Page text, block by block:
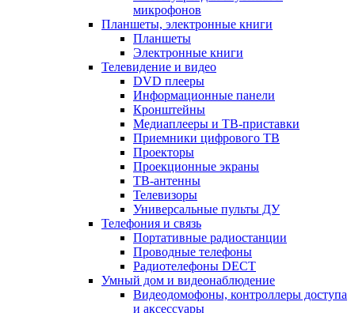
микрофонов
Планшеты, электронные книги
Планшеты
Электронные книги
Телевидение и видео
DVD плееры
Информационные панели
Кронштейны
Медиаплееры и ТВ-приставки
Приемники цифрового ТВ
Проекторы
Проекционные экраны
ТВ-антенны
Телевизоры
Универсальные пульты ДУ
Телефония и связь
Портативные радиостанции
Проводные телефоны
Радиотелефоны DECT
Умный дом и видеонаблюдение
Видеодомофоны, контроллеры доступа
и аксессуары